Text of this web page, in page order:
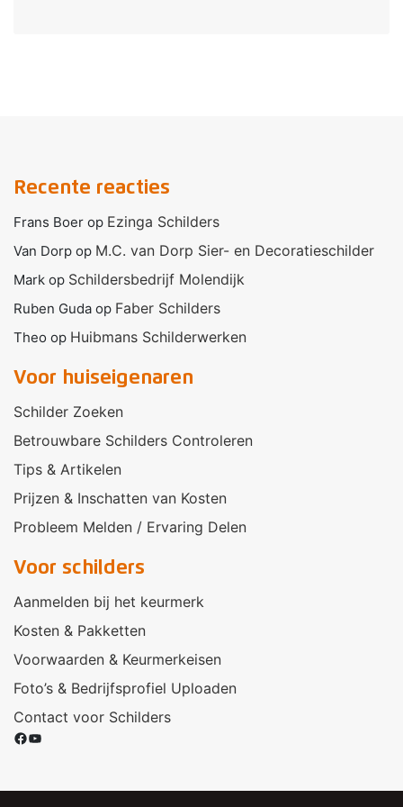
Recente reacties
Frans Boer op Ezinga Schilders
Van Dorp op M.C. van Dorp Sier- en Decoratieschilder
Mark op Schildersbedrijf Molendijk
Ruben Guda op Faber Schilders
Theo op Huibmans Schilderwerken
Voor huiseigenaren
Schilder Zoeken
Betrouwbare Schilders Controleren
Tips & Artikelen
Prijzen & Inschatten van Kosten
Probleem Melden / Ervaring Delen
Voor schilders
Aanmelden bij het keurmerk
Kosten & Pakketten
Voorwaarden & Keurmerkeisen
Foto’s & Bedrijfsprofiel Uploaden
Contact voor Schilders
Facebook
YouTube